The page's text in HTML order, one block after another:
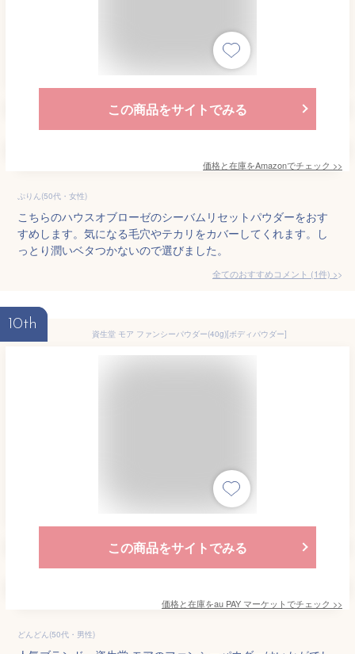
この商品をサイトでみる
価格と在庫をAmazonでチェック >>
ぷりん(50代・女性)
こちらのハウスオブローゼのシーバムリセットパウダーをおす
すめします。気になる毛穴やテカリをカバーしてくれます。し
っとり潤いベタつかないので選びました。
全てのおすすめコメント (1件) >
10th
資生堂 モア ファンシーパウダー(40g)[ボディパウダー]
この商品をサイトでみる
価格と在庫をau PAY マーケットでチェック >>
どんどん(50代・男性)